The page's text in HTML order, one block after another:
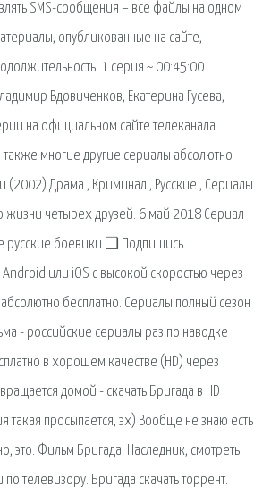
SMS-сообщения – все файлы на одном
опубликованные на сайте,
1 серия ~ 00:45:00
Вдовиченков, Екатерина Гусева,
на официальном сайте телеканала
также многие другие сериалы абсолютно
(2002) Драма , Криминал , Русские , Сериалы
четырех друзей. 6 май 2018 Сериал
русские боевики ❏ Подпишись.
или iOS с высокой скоростью через
бесплатно. Сериалы полный сезон
- российские сериалы раз по наводке
в хорошем качестве (HD) через
домой - скачать Бригада в HD
такая просыпается, эх) Вообще не знаю есть
это. Фильм Бригада: Наследник, смотреть
телевизору. Бригада скачать торрент.